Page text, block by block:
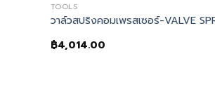
TOOLS
วาล์วสปริงคอมเพรสเซอร์-VALVE
฿4,014.00
ว่านลมด้ามปืน